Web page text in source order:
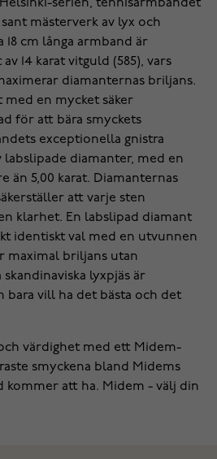
serien, tennisarmbandet
mästerverk av lyx och
cm långa armband är
14 karat vitguld (585), vars
diamanternas briljans.
med en mycket säker
för att bära smyckets
exceptionella gnistra
labslipade diamanter, med en
än 5,00 karat. Diamanternas
att varje sten
klarhet. En labslipad diamant
identiskt val med en utvunnen
maximal briljans utan
lyxpjäs är
bara vill ha det bästa och det
värdighet med ett Midem-
smyckena bland Midems
att ha. Midem - välj din